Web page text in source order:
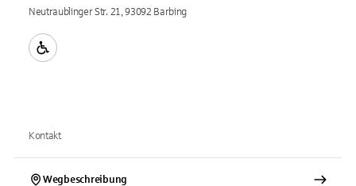
Neutraublinger Str. 21, 93092 Barbing
Kontakt
Wegbeschreibung